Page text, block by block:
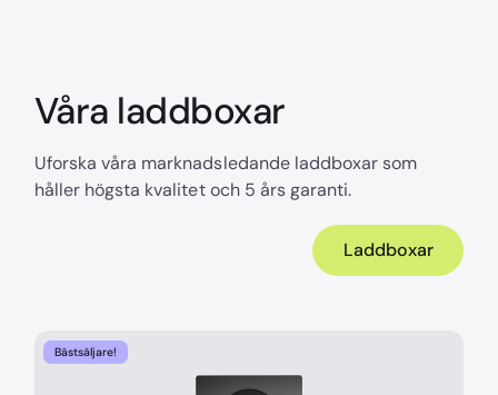
Våra laddboxar
Uforska våra marknadsledande laddboxar som
håller högsta kvalitet och 5 års garanti.
Laddboxar
Bästsäljare!